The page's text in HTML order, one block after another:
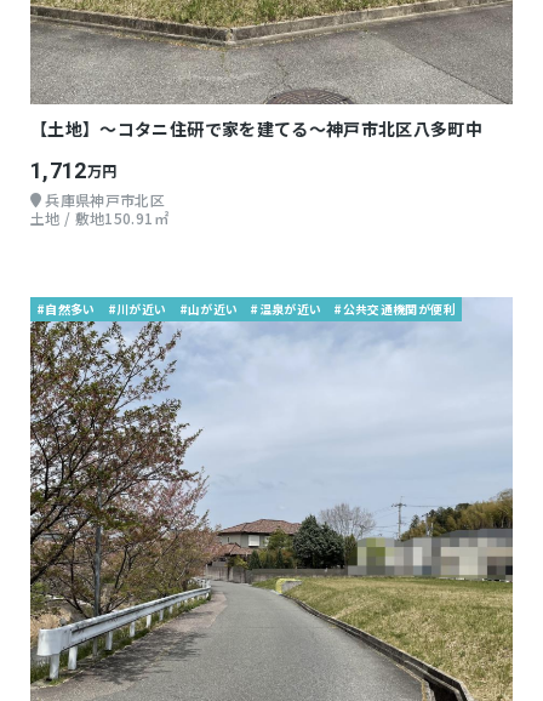
【土地】～コタニ住研で家を建てる～神戸市北区八多町中
1,712万円
兵庫県神戸市北区
土地 / 敷地150.91㎡
#自然多い #川が近い #山が近い #温泉が近い #公共交通機関が便利